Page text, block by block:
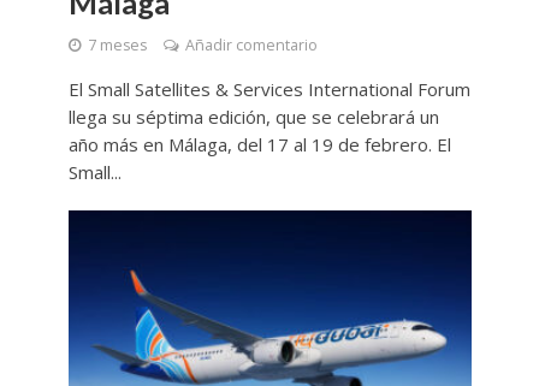
7 meses Añadir comentario
El Small Satellites & Services International Forum
llega su séptima edición, que se celebrará un
año más en Málaga, del 17 al 19 de febrero. El
Small...